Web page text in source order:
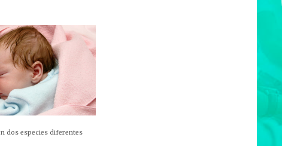
dos especies diferentes